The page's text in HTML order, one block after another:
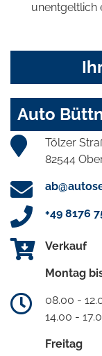
unentgeltlich
Auto
Tölzer
82544
+49 8176
Verkauf
Montag
08.00 -
14.00 -
Freitag